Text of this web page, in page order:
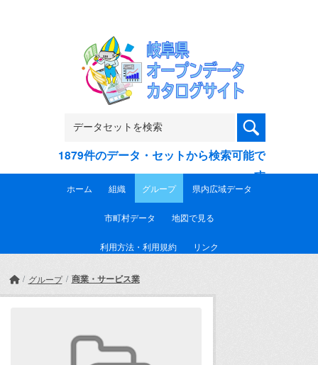
1879件のデータ・セットから検索可能で
す
ホーム 組織 グループ 県内広域データ
市町村データ 地図で見る
利用方法・利用規約 リンク
グループ 商業・サービス業